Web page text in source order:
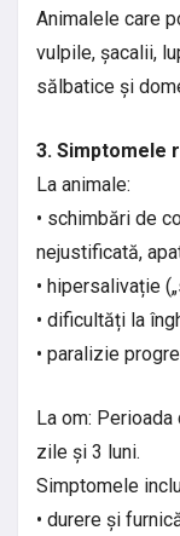
Animalele care
vulpile, șacalii,
sălbatice și
3. Simptomele
La animale:
• schimbări de
nejustificată,
• hipersalivație
• dificultăți la
• paralizie
La om:
zile și 3 luni.
Simptomele
• durere și